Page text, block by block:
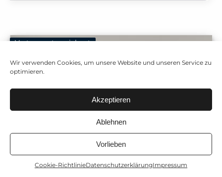
Wir verwenden Cookies, um unsere Website und unseren Service zu
optimieren.
Akzeptieren
Ablehnen
Vorlieben
Cookie-RichtlinieDatenschutzerklärungImpressum
Vertrag unterzeichnet
Anrufen Immobilienbewertung